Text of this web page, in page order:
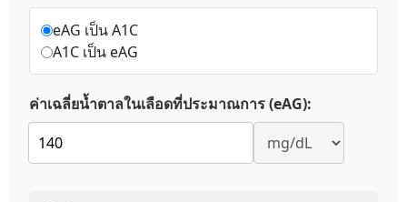
eAG เป็น A1C
A1C เป็น eAG
ค่าเฉลี่ยน้ำตาลในเลือดที่ประมาณการ (eAG):